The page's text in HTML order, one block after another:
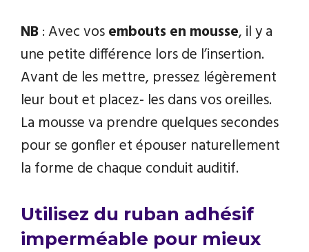
NB: Avec vosembouts en mousse, il y a
une petite différence lors de l’insertion.
Avant de les mettre, pressez légèrement
leur bout et placez- les dans vos oreilles.
La mousse va prendre quelques secondes
pour se gonfler et épouser naturellement
la forme de chaque conduit auditif.
Utilisez du ruban adhésif
imperméable pour mieux